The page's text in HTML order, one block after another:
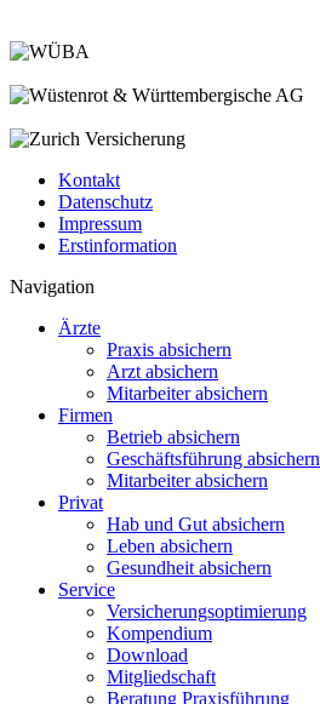
Kontakt
Datenschutz
Impressum
Erstinformation
Navigation
Ärzte
Praxis absichern
Arzt absichern
Mitarbeiter absichern
Firmen
Betrieb absichern
Geschäftsführung absichern
Mitarbeiter absichern
Privat
Hab und Gut absichern
Leben absichern
Gesundheit absichern
Service
Versicherungsoptimierung
Kompendium
Download
Mitgliedschaft
Beratung Praxisführung